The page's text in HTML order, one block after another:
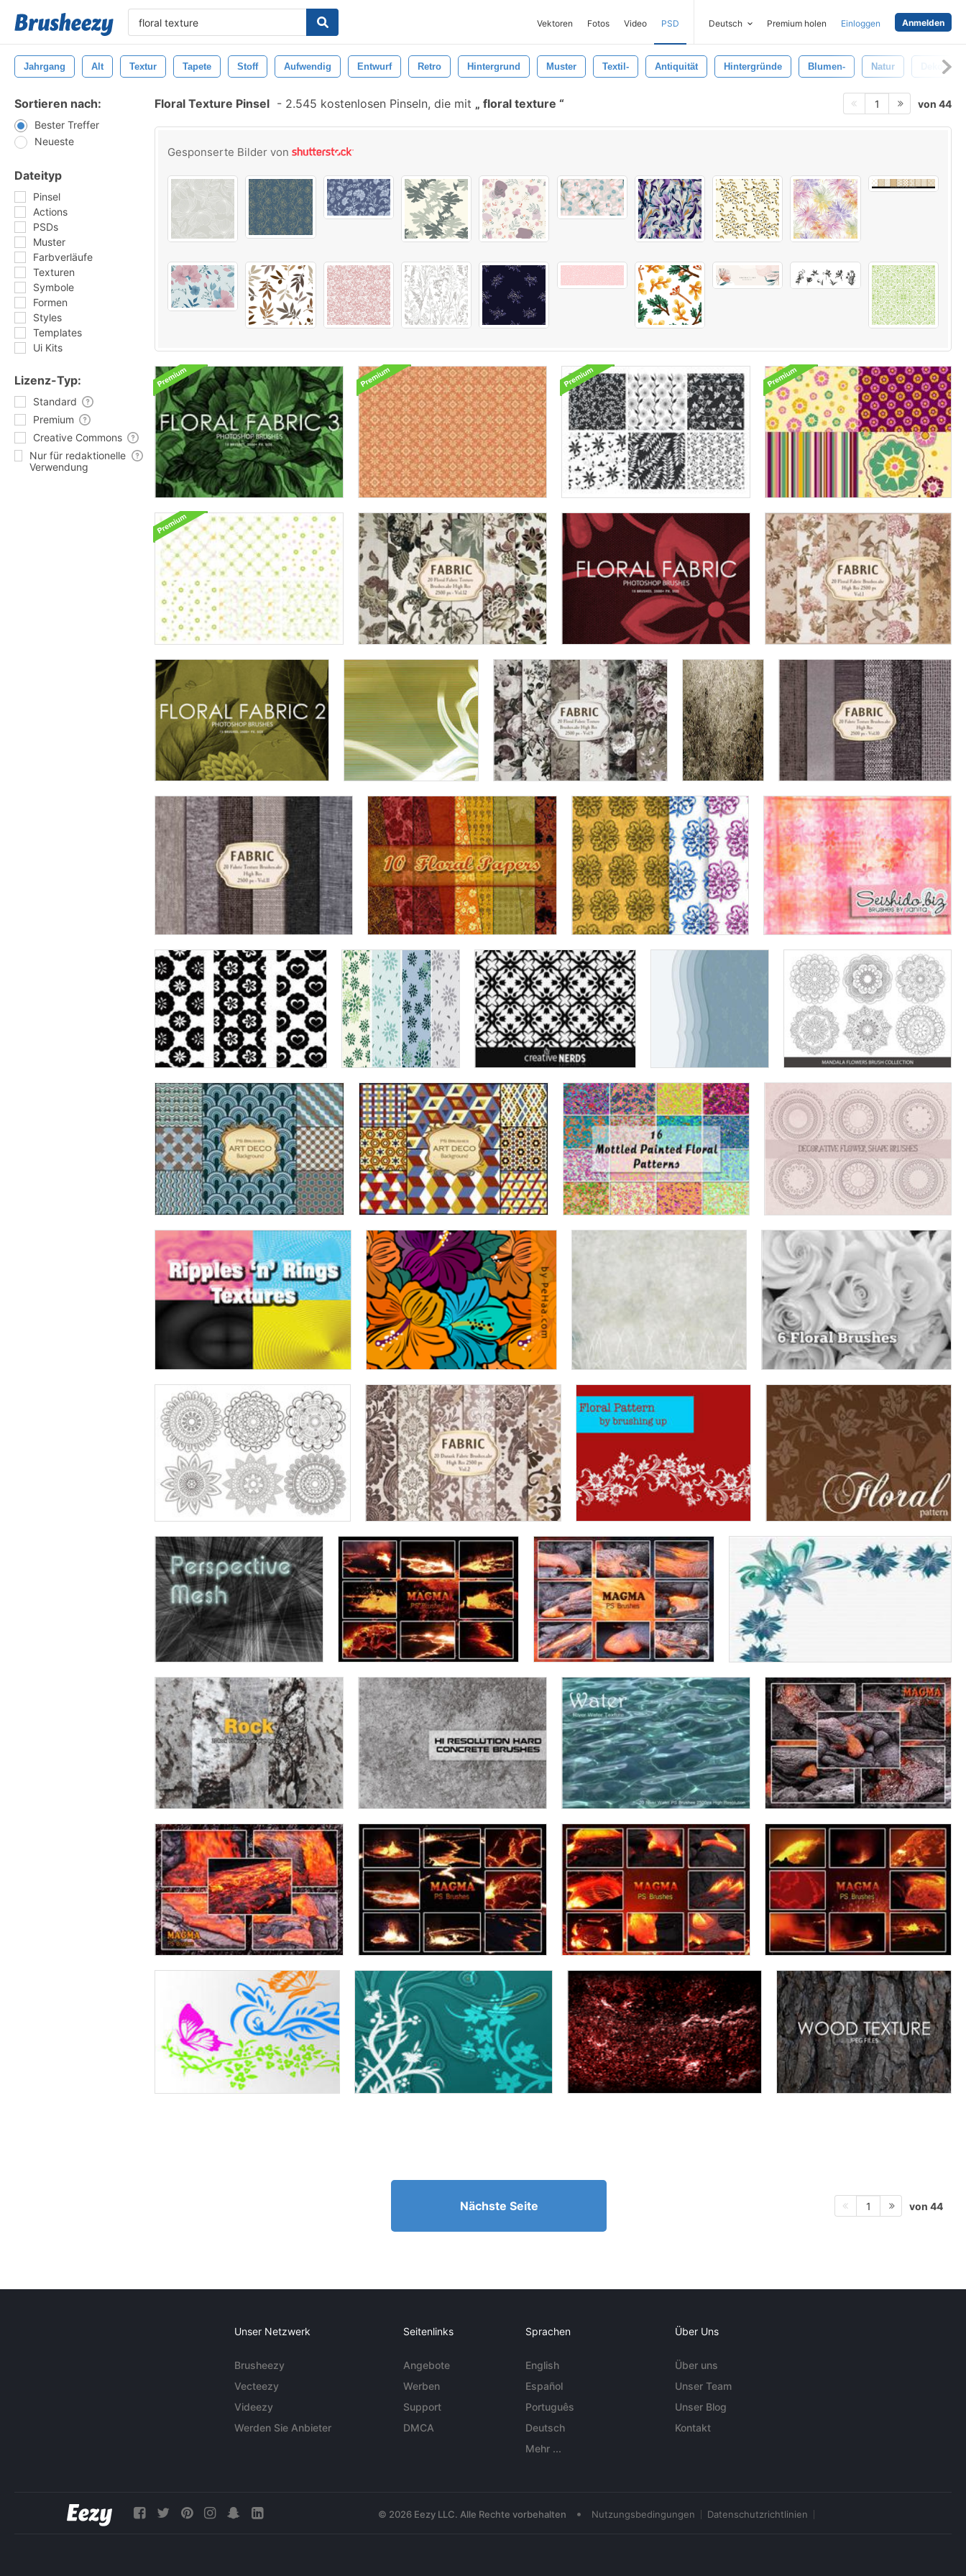
Vektoren Fotos Video PSD Deutsch Premium holen Einloggen Anmelden
Jahrgang Alt Textur Tapete Stoff Aufwendig Entwurf Retro Hintergrund Muster Textil- Antiquität Hintergründe Blumen- Natur
Sortieren nach:
Bester Treffer
Neueste
Dateityp
Pinsel
Actions
PSDs
Muster
Farbverläufe
Texturen
Symbole
Formen
Styles
Templates
Ui Kits
Lizenz-Typ:
Standard
Premium
Creative Commons
Nur für redaktionelle
Verwendung
Floral Texture Pinsel - 2.545 kostenlosen Pinseln, die mit floral texture 1 von 44
Gesponserte Bilder von
Nächste Seite 1 von 44
Unser Netzwerk
Brusheezy
Vecteezy
Videezy
Werden Sie Anbieter
Seitenlinks
Angebote
Werben
Support
DMCA
Sprachen
English
Español
Português
Deutsch
Mehr ...
Über Uns
Über uns
Unser Team
Unser Blog
Kontakt
© 2026 Eezy LLC. Alle Rechte vorbehalten • Nutzungsbedingungen Datenschutzrichtlinien